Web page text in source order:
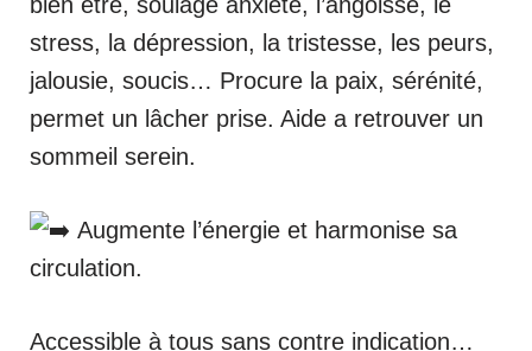
stress, la dépression, la tristesse, les peurs,
jalousie, soucis… Procure la paix, sérénité,
permet un lâcher prise. Aide a retrouver un
sommeil serein.
Augmente l’énergie et harmonise sa
circulation.
Accessible à tous sans contre indication…